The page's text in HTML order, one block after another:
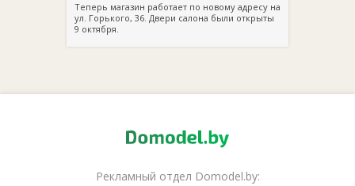
Теперь магазин работает по новому адресу на
ул. Горького, 36. Двери салона были открыты
9 октября.
Рекламный отдел Domodel.by: